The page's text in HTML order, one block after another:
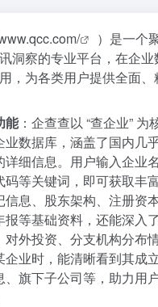
）是一个
洞察的专业平台，在企业
，为各类用户提供全面
能：企查查以 “查企业” 为
业数据库，涵盖了国内几
详细信息。用户输入企业
码等关键词，即可获取丰
信息、股东架构、注册资
报等基础资料，还能深入
对外投资、分支机构分布
企业时，能清晰看到其成
、旗下子公司等，助力用